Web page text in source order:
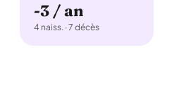
-3 / an
4 naiss. · 7 décès